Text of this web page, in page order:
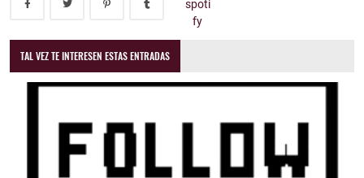
TAL VEZ TE INTERESEN ESTAS ENTRADAS